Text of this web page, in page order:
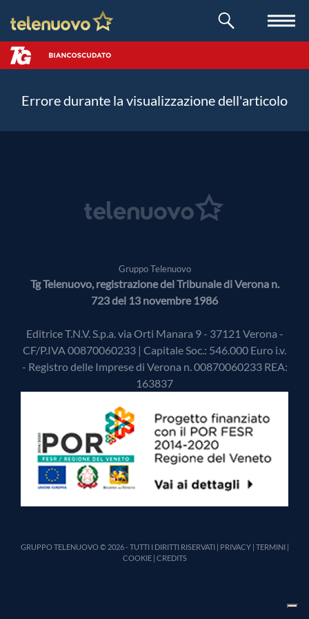
Errore durante la visualizzazione dell'articolo
Gruppo Telenuovo
Tg Telenuovo, registrazione del Tribunale di Verona n.
723 del 13 novembre 1986
Editrice T.N.V. S.p.a. via Orti Manara 9 - 37121 Verona -
CF/P.IVA 00870060233 | Capitale Soc.: 546.000 Euro i.v.
- Registro delle Imprese di Verona n. 00870060233 REA:
163837
GRUPPO TELENUOVO © 2026 - TUTTI I DIRITTI RISERVATI | PRIVACY| TERMINI|
COOKIE| CREDITS